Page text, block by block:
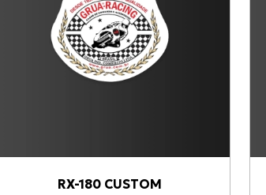
RX-180 CUSTOM